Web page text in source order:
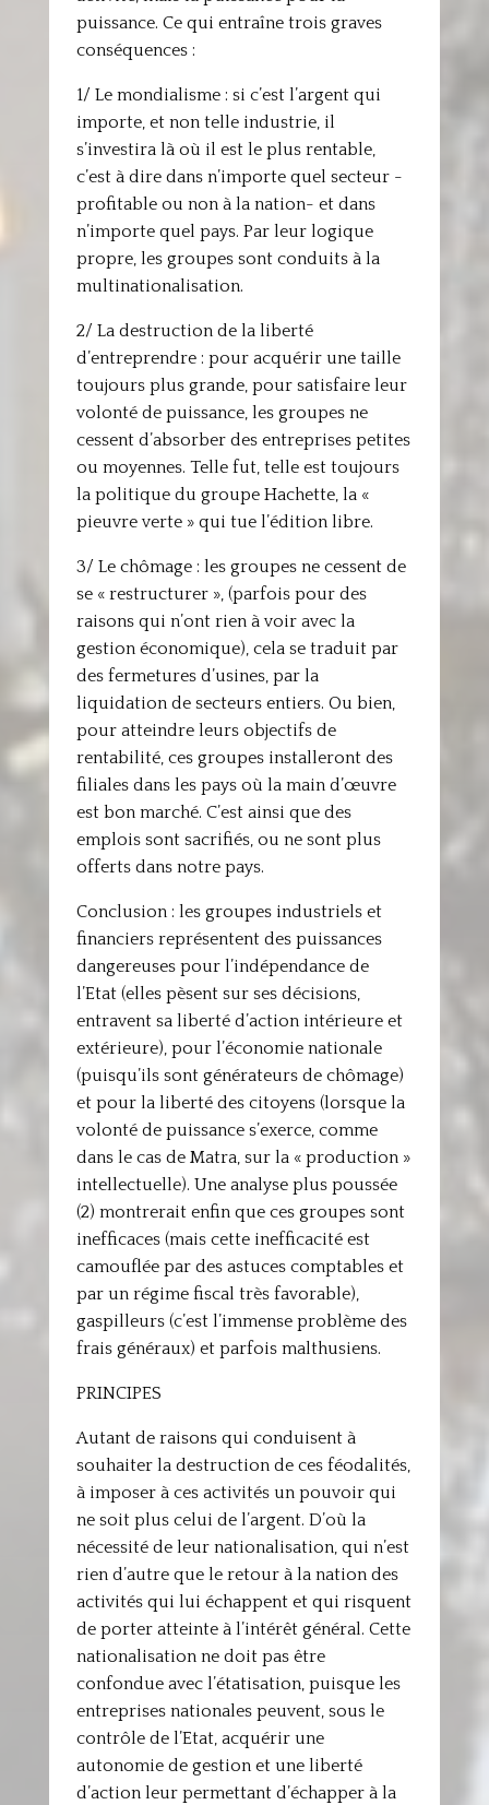
puissance. Ce qui entraîne trois graves
conséquences :
1/ Le mondialisme : si c’est l’argent qui
importe, et non telle industrie, il
s’investira là où il est le plus rentable,
c’est à dire dans n’importe quel secteur -
profitable ou non à la nation- et dans
n’importe quel pays. Par leur logique
propre, les groupes sont conduits à la
multinationalisation.
2/ La destruction de la liberté
d’entreprendre : pour acquérir une taille
toujours plus grande, pour satisfaire leur
volonté de puissance, les groupes ne
cessent d’absorber des entreprises petites
ou moyennes. Telle fut, telle est toujours
la politique du groupe Hachette, la «
pieuvre verte » qui tue l’édition libre.
3/ Le chômage : les groupes ne cessent de
se « restructurer », (parfois pour des
raisons qui n’ont rien à voir avec la
gestion économique), cela se traduit par
des fermetures d’usines, par la
liquidation de secteurs entiers. Ou bien,
pour atteindre leurs objectifs de
rentabilité, ces groupes installeront des
filiales dans les pays où la main d’œuvre
est bon marché. C’est ainsi que des
emplois sont sacrifiés, ou ne sont plus
offerts dans notre pays.
Conclusion : les groupes industriels et
financiers représentent des puissances
dangereuses pour l’indépendance de
l’Etat (elles pèsent sur ses décisions,
entravent sa liberté d’action intérieure et
extérieure), pour l’économie nationale
(puisqu’ils sont générateurs de chômage)
et pour la liberté des citoyens (lorsque la
volonté de puissance s’exerce, comme
dans le cas de Matra, sur la « production »
intellectuelle). Une analyse plus poussée
(2) montrerait enfin que ces groupes sont
inefficaces (mais cette inefficacité est
camouflée par des astuces comptables et
par un régime fiscal très favorable),
gaspilleurs (c’est l’immense problème des
frais généraux) et parfois malthusiens.
PRINCIPES
Autant de raisons qui conduisent à
souhaiter la destruction de ces féodalités,
à imposer à ces activités un pouvoir qui
ne soit plus celui de l’argent. D’où la
nécessité de leur nationalisation, qui n’est
rien d’autre que le retour à la nation des
activités qui lui échappent et qui risquent
de porter atteinte à l’intérêt général. Cette
nationalisation ne doit pas être
confondue avec l’étatisation, puisque les
entreprises nationales peuvent, sous le
contrôle de l’Etat, acquérir une
autonomie de gestion et une liberté
d’action leur permettant d’échapper à la